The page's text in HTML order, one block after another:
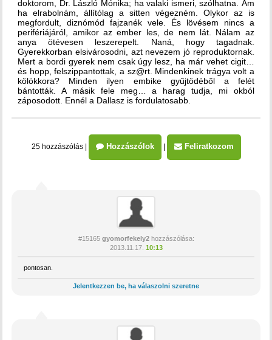
doktorom, Dr. László Mónika; ha valaki ismeri, szólhatna. Ám
ha elrabolnám, állítólag a sitten végezném. Olykor az is
megfordult, diznómód fajzanék vele. És lövésem nincs a
perifériájáról, amikor az ember les, de nem lát. Nálam az
anya ötévesen leszerepelt. Naná, hogy tagadnak.
Gyerekkorban elsivárosodni, azt nevezem jó reproduktornak.
Mert a bordi gyerek nem csak úgy lesz, ha már vehet cigit…
és hopp, felszippantottak, a sz@rt. Mindenkinek trágya volt a
kölökkora? Minden ilyen embike gyűjtödéből a felét
bántották. A másik fele meg… a harag tudja, mi okból
záposodott. Ennél a Dallasz is fordulatosabb.
25 hozzászólás| Hozzászólok Feliratkozom
#15165 gyomorfekely2hozzászólása:
2013.11.17. 10:13
pontosan.
Jelentkezzen be, ha válaszolni szeretne